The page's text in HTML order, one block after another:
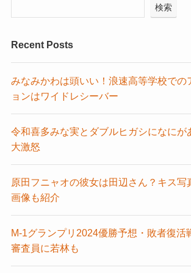
検索
Recent Posts
みなみかわは頭いい！浪速高等学校での
ョンはワイドレシーバー
令和喜多みな実とダブルヒガシになにが
大激怒
原田フニャオの彼女は田辺さん？キス写
画像も紹介
M-1グランプリ2024優勝予想・敗者復活
審査員に若林も